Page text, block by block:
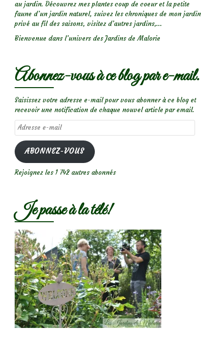
au jardin. Découvrez mes plantes coup de coeur et la petite
faune d’un jardin naturel, suivez les chroniques de mon jardin
privé au fil des saisons, visitez d’autres jardins,...
Bienvenue dans l’univers des Jardins de Malorie
Abonnez-vous à ce blog par e-mail.
Saisissez votre adresse e-mail pour vous abonner à ce blog et
recevoir une notification de chaque nouvel article par email.
Adresse
e-
mail
ABONNEZ-VOUS
Rejoignez les 1 742 autres abonnés
Je passe à la télé!